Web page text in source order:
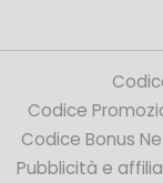
Codice
Codice Bonus
Pubblicità e